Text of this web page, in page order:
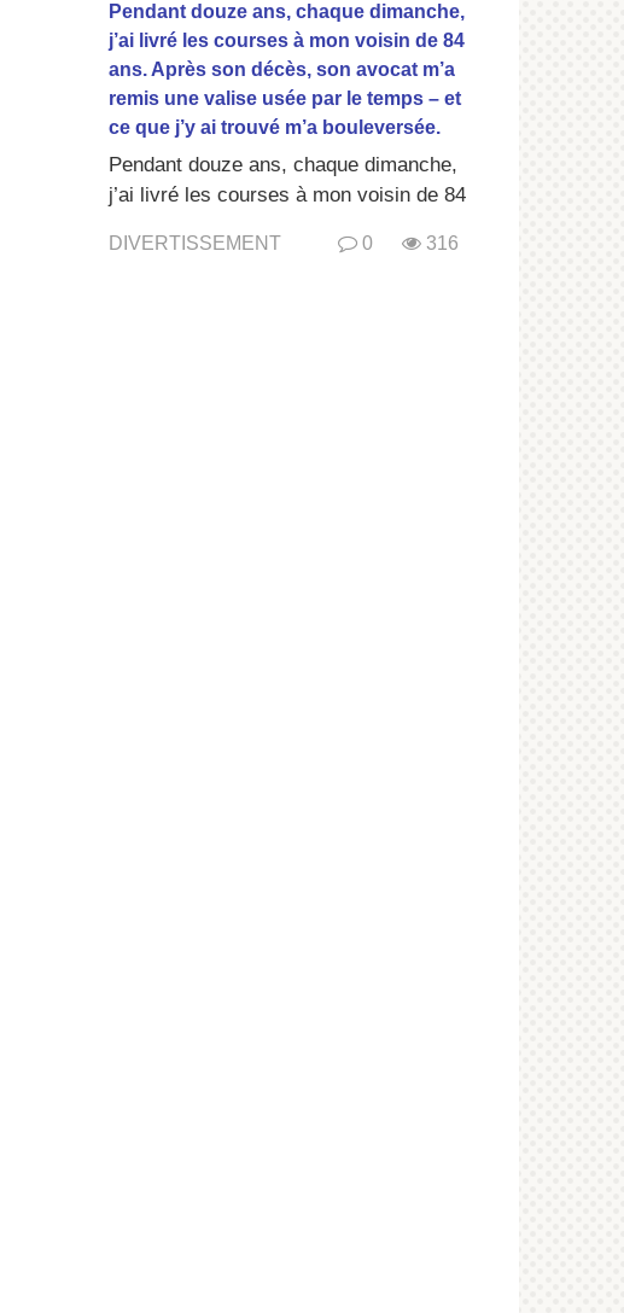
Pendant douze ans, chaque dimanche,
j’ai livré les courses à mon voisin de 84
ans. Après son décès, son avocat m’a
remis une valise usée par le temps – et
ce que j’y ai trouvé m’a bouleversée.
Pendant douze ans, chaque dimanche,
j’ai livré les courses à mon voisin de 84
DIVERTISSEMENT 0 316